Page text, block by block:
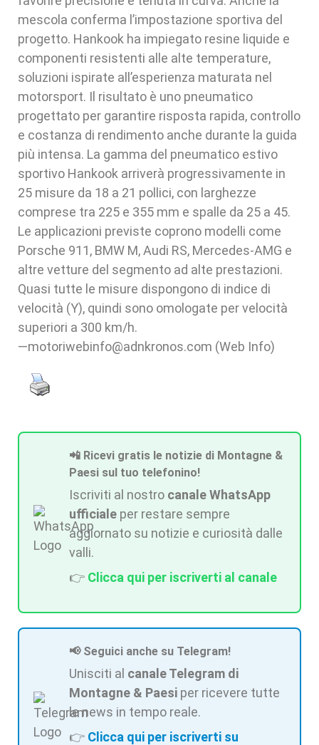
mescola conferma l’impostazione sportiva del
progetto. Hankook ha impiegato resine liquide e
componenti resistenti alle alte temperature,
soluzioni ispirate all’esperienza maturata nel
motorsport. Il risultato è uno pneumatico
progettato per garantire risposta rapida, controllo
e costanza di rendimento anche durante la guida
più intensa. La gamma del pneumatico estivo
sportivo Hankook arriverà progressivamente in
25 misure da 18 a 21 pollici, con larghezze
comprese tra 225 e 355 mm e spalle da 25 a 45.
Le applicazioni previste coprono modelli come
Porsche 911, BMW M, Audi RS, Mercedes-AMG e
altre vetture del segmento ad alte prestazioni.
Quasi tutte le misure dispongono di indice di
velocità (Y), quindi sono omologate per velocità
superiori a 300 km/h.
—motoriwebinfo@adnkronos.com (Web Info)
📲 Ricevi gratis le notizie di Montagne &
Paesi sul tuo telefonino!
Iscriviti al nostro canale WhatsApp
ufficiale per restare sempre
aggiornato su notizie e curiosità dalle
valli.
👉 Clicca qui per iscriverti al canale
📢 Seguici anche su Telegram!
Unisciti al canale Telegram di
Montagne & Paesi per ricevere tutte
le news in tempo reale.
👉 Clicca qui per iscriverti su